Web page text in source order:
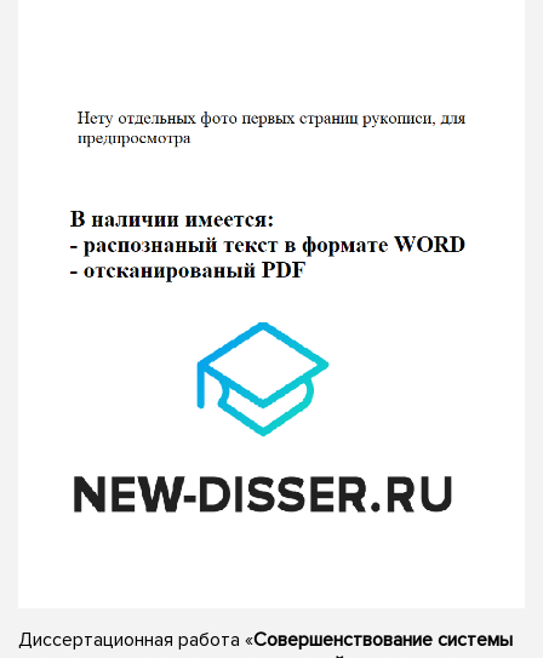
Диссертационная работа «Совершенствование системы